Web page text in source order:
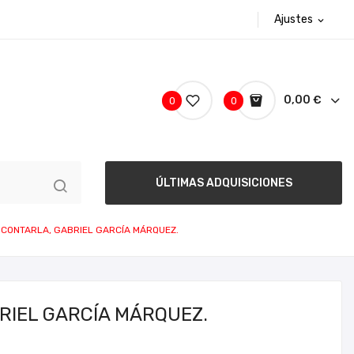
Ajustes expand_more
0 0,00 €
0
ÚLTIMAS ADQUISICIONES
GABRIEL GARCÍA MÁRQUEZ.
GARCÍA MÁRQUEZ.